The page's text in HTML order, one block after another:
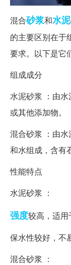
混合砂浆和水泥
的主要区别在于
要求。以下是它
组成成分
水泥砂浆 ：由
或其他添加物。
混合砂浆 ：由水
和水组成，含有
性能特点
水泥砂浆 ：
强度较高，适用
保水性较好，不
混合砂浆 ：